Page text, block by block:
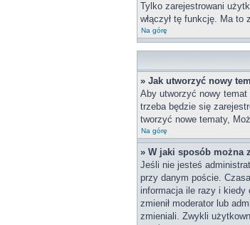
Tylko zarejestrowani
włączył tę funkcję. Ma
Na górę
» Jak utworzyć nowy
Aby utworzyć nowy
trzeba będzie się
tworzyć nowe tematy,
Na górę
» W jaki sposób można
Jeśli nie jesteś
przy danym poście.
informacja ile razy i kiedy
zmienił moderator lub
zmieniali. Zwykli